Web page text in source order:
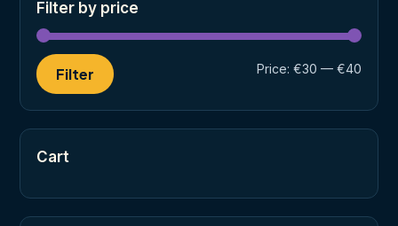
Filter by price
Filter Price: €30 — €40
Cart